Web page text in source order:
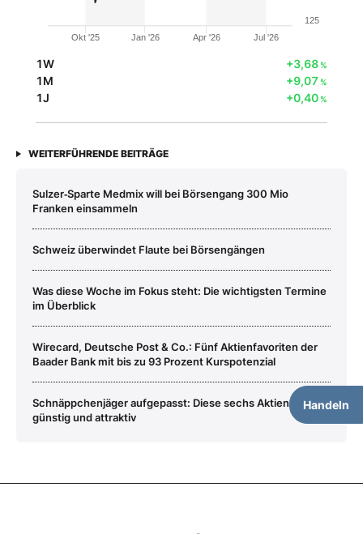
Handeln
Okt '25 Jan '26 Apr '26 Jul '26
125
1W +3,68%
1M +9,07 %
1J +0,40%
WEITERFÜHRENDE BEITRÄGE
Sulzer‑Sparte Medmix will bei Börsengang 300 Mio
Franken einsammeln
Schweiz überwindet Flaute bei Börsengängen
Was diese Woche im Fokus steht: Die wichtigsten Termine
im Überblick
Wirecard, Deutsche Post & Co.: Fünf Aktienfavoriten der
Baader Bank mit bis zu 93 Prozent Kurspotenzial
Schnäppchenjäger aufgepasst: Diese sechs Aktien sind
günstig und attraktiv